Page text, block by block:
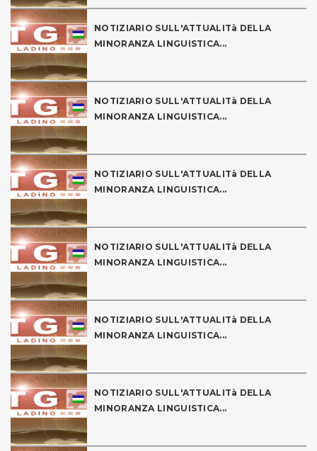
NOTIZIARIO SULL'ATTUALITà DELLA
MINORANZA LINGUISTICA...
NOTIZIARIO SULL'ATTUALITà DELLA
MINORANZA LINGUISTICA...
NOTIZIARIO SULL'ATTUALITà DELLA
MINORANZA LINGUISTICA...
NOTIZIARIO SULL'ATTUALITà DELLA
MINORANZA LINGUISTICA...
NOTIZIARIO SULL'ATTUALITà DELLA
MINORANZA LINGUISTICA...
NOTIZIARIO SULL'ATTUALITà DELLA
MINORANZA LINGUISTICA...